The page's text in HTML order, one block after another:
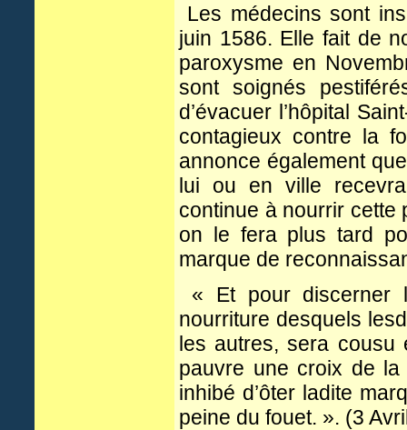
Les médecins sont
juin 1586. Elle fait de
paroxysme en
sont soignés
d’évacuer l’hôpital
contagieux contre la
annonce également
lui ou en ville recevra
continue à nourrir cette
on le fera plus tard
marque de
« Et pour discerner
nourriture desquels
les autres, sera cousu
pauvre une croix de
inhibé d’ôter ladite
peine du fouet. ». (3